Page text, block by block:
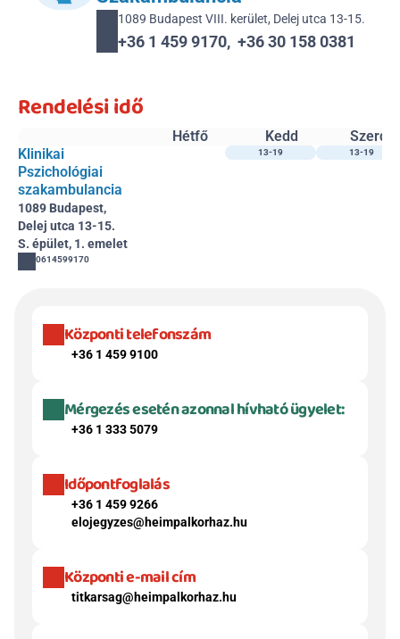
1089 Budapest VIII. kerület, Delej utca 13-15.
+36 1 459 9170,  +36 30 158 0381
Rendelési idő
Hétfő Kedd
Szerda
Klinikai
Pszichológiai
szakambulancia
1089 Budapest,
Delej utca 13-15.
S. épület, 1. emelet
0614599170
13-19 13-19
Központi telefonszám
+36 1 459 9100
Mérgezés esetén azonnal hívható ügyelet:
+36 1 333 5079
Időpontfoglalás
+36 1 459 9266
elojegyzes@heimpalkorhaz.hu
Központi e-mail cím
titkarsag@heimpalkorhaz.hu